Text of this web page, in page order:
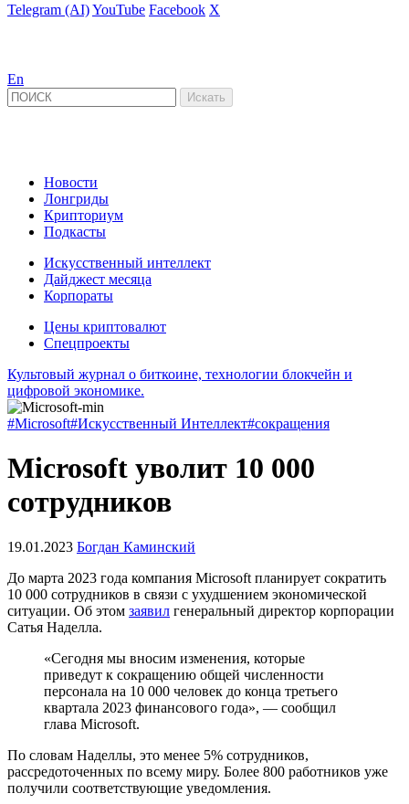
Telegram (AI)YouTube Facebook X
En
Новости
Лонгриды
Крипториум
Подкасты
Искусственный интеллект
Дайджест месяца
Корпораты
Цены криптовалют
Спецпроекты
Культовый журнал о биткоине, технологии блокчейн и
цифровой экономике.
#Microsoft#Искусственный Интеллект#сокращения
Microsoft уволит 10 000
сотрудников
19.01.2023 Богдан Каминский
До марта 2023 года компания Microsoft планирует сократить
10 000 сотрудников в связи с ухудшением экономической
ситуации. Об этом заявил генеральный директор корпорации
Сатья Наделла.
«Сегодня мы вносим изменения, которые
приведут к сокращению общей численности
персонала на 10 000 человек до конца третьего
квартала 2023 финансового года», — сообщил
глава Microsoft.
По словам Наделлы, это менее 5% сотрудников,
рассредоточенных по всему миру. Более 800 работников уже
получили соответствующие уведомления.